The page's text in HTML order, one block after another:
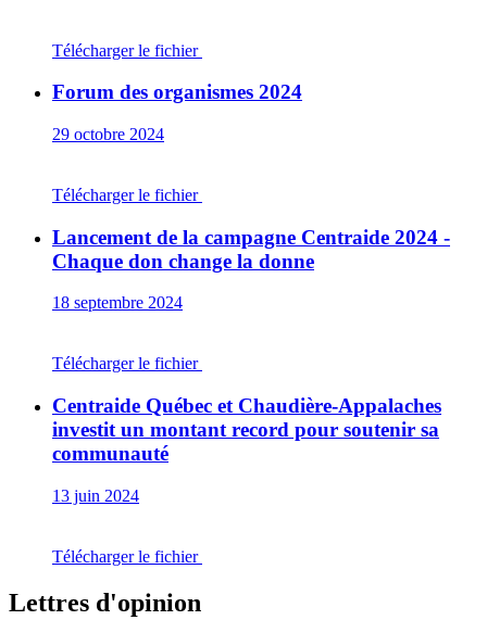
Télécharger le fichier
Forum des organismes 2024
29 octobre 2024
Télécharger le fichier
Lancement de la campagne Centraide 2024 -
Chaque don change la donne
18 septembre 2024
Télécharger le fichier
Centraide Québec et Chaudière-Appalaches
investit un montant record pour soutenir sa
communauté
13 juin 2024
Télécharger le fichier
Lettres d'opinion